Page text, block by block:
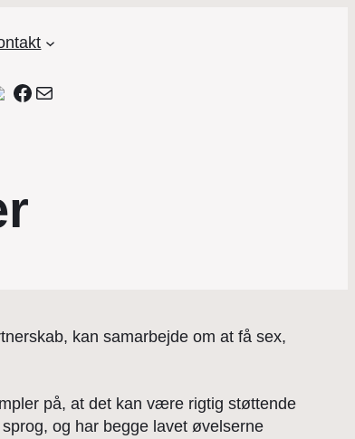
Facebook
Mail
kan samarbejde om at få sex,
på, at det kan være rigtig støttende
og har begge lavet øvelserne